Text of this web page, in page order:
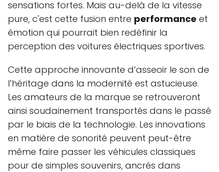
sensations fortes. Mais au-delà de la vitesse
pure, c'est cette fusion entre performance et
émotion qui pourrait bien redéfinir la
perception des voitures électriques sportives.
Cette approche innovante d’asseoir le son de
l’héritage dans la modernité est astucieuse.
Les amateurs de la marque se retrouveront
ainsi soudainement transportés dans le passé
par le biais de la technologie. Les innovations
en matière de sonorité peuvent peut-être
même faire passer les véhicules classiques
pour de simples souvenirs, ancrés dans